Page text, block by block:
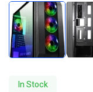
In Stock